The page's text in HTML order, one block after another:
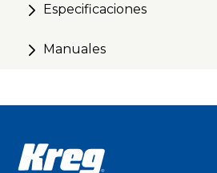
Especificaciones
Manuales